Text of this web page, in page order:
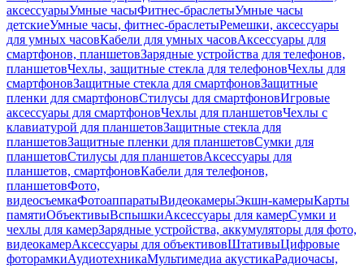
аксессуарыУмные часыФитнес-браслетыУмные часы
детскиеУмные часы, фитнес-браслетыРемешки, аксессуары
для умных часовКабели для умных часовАксессуары для
смартфонов, планшетовЗарядные устройства для телефонов,
планшетовЧехлы, защитные стекла для телефоновЧехлы для
смартфоновЗащитные стекла для смартфоновЗащитные
пленки для смартфоновСтилусы для смартфоновИгровые
аксессуары для смартфоновЧехлы для планшетовЧехлы с
клавиатурой для планшетовЗащитные стекла для
планшетовЗащитные пленки для планшетовСумки для
планшетовСтилусы для планшетовАксессуары для
планшетов, смартфоновКабели для телефонов,
планшетовФото,
видеосъемкаФотоаппаратыВидеокамерыЭкшн-камерыКарты
памятиОбъективыВспышкиАксессуары для камерСумки и
чехлы для камерЗарядные устройства, аккумуляторы для фото,
видеокамерАксессуары для объективовШтативыЦифровые
фоторамкиАудиотехникаМультимедиа акустикаРадиочасы,